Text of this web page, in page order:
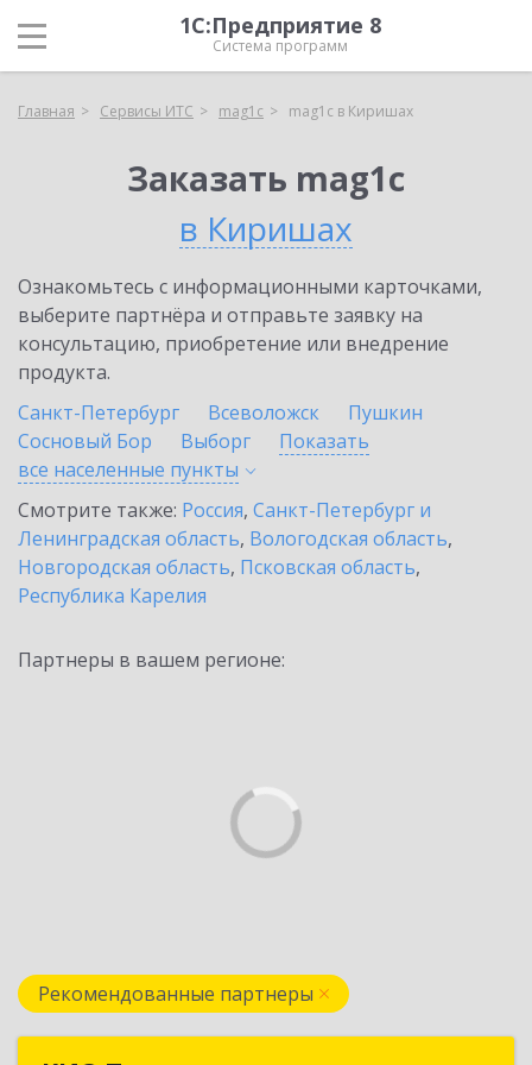
1С:Предприятие 8
Система программ
Главная Сервисы ИТС mag1c mag1c в Киришах
Заказать mag1c
в Киришах
Ознакомьтесь с информационными карточками,
выберите партнёра и отправьте заявку на
консультацию, приобретение или внедрение
продукта.
Санкт-Петербург
Всеволожск
Пушкин
Сосновый Бор
Выборг
Показать
все населенные пункты
Смотрите также: Россия, Санкт-Петербург и
Ленинградская область, Вологодская область,
Новгородская область, Псковская область,
Республика Карелия
Партнеры в вашем регионе:
Рекомендованные партнеры